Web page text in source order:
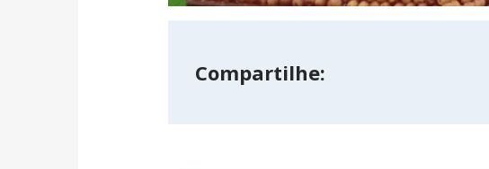
Compartilhe: